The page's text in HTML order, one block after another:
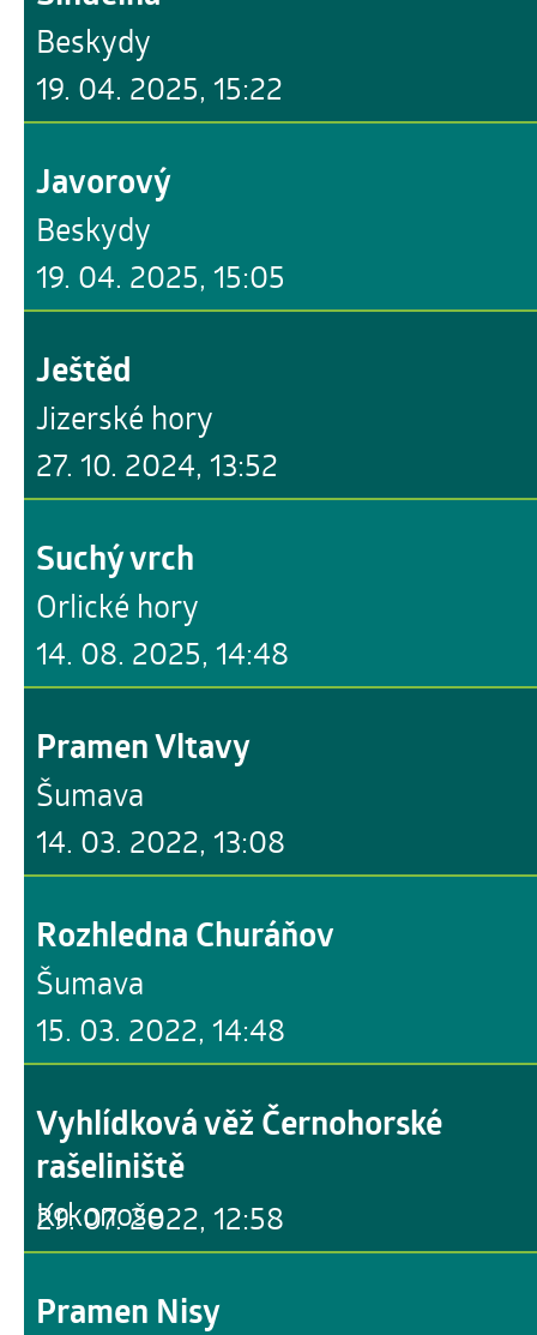
19. 04. 2025, 15:22
Beskydy
19. 04. 2025, 15:05
Javorový
Beskydy
27. 10. 2024, 13:52
Ještěd
Jizerské hory
14. 08. 2025, 14:48
Suchý vrch
Orlické hory
14. 03. 2022, 13:08
Pramen Vltavy
Šumava
15. 03. 2022, 14:48
Rozhledna Churáňov
Šumava
29. 07. 2022, 12:58
Vyhlídková věž Černohorské
rašeliniště
Krkonoše
Pramen Nisy